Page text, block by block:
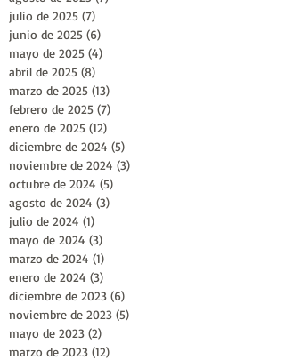
julio de 2025 (7)
junio de 2025 (6)
mayo de 2025 (4)
abril de 2025 (8)
marzo de 2025 (13)
febrero de 2025 (7)
enero de 2025 (12)
diciembre de 2024 (5)
noviembre de 2024 (3)
octubre de 2024 (5)
agosto de 2024 (3)
julio de 2024 (1)
mayo de 2024 (3)
marzo de 2024 (1)
enero de 2024 (3)
diciembre de 2023 (6)
noviembre de 2023 (5)
mayo de 2023 (2)
marzo de 2023 (12)